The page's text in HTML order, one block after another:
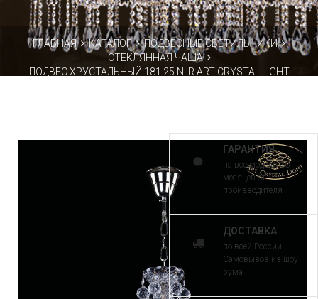
ГЛАВНАЯ КАТАЛОГ
ПОДВЕСНЫЕ СВЕТИЛЬНИКИ
СТЕКЛЯННАЯ ЧАША
ПОДВЕС ХРУСТАЛЬНЫЙ 181.25.NI.R ART CRYSTAL LIGHT
ГАРАНТИЯ
на все модели 30
месяцев от
производителя
ДОСТАВКА
по всей России.
Самовывоз из шоу-
рума